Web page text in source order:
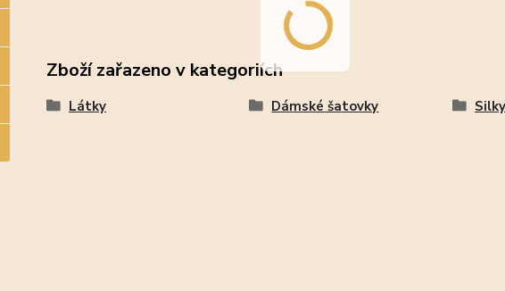
Zboží zařazeno v kategoriích
Látky Dámské šatovky Silky